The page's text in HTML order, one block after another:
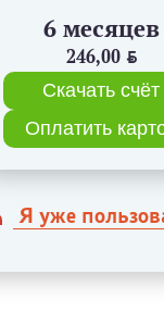
6 месяцев
246,00 BYN
Скачать счёт
Оплатить
Я уже